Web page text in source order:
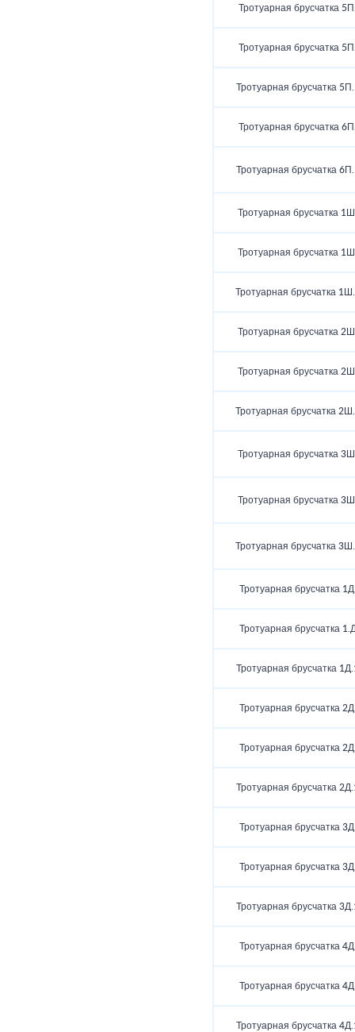
Тротуарная брусчатка
Тротуарная брусчатка
Тротуарная брусчатка
Тротуарная брусчатка
Тротуарная брусчатка
Тротуарная брусчатка
Тротуарная брусчатка
Тротуарная брусчатка
Тротуарная брусчатка
Тротуарная брусчатка
Тротуарная брусчатка
Тротуарная брусчатка
Тротуарная брусчатка
Тротуарная брусчатка
Тротуарная брусчатка
Тротуарная брусчатка
Тротуарная брусчатка
Тротуарная брусчатка
Тротуарная брусчатка
Тротуарная брусчатка
Тротуарная брусчатка
Тротуарная брусчатка
Тротуарная брусчатка
Тротуарная брусчатка
Тротуарная брусчатка
Тротуарная брусчатка